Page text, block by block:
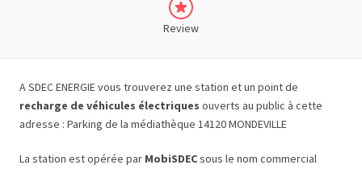
Review
A SDEC ENERGIE vous trouverez une station et un point de
recharge de véhicules électriques ouverts au public à cette
adresse : Parking de la médiathèque 14120 MONDEVILLE
La station est opérée par MobiSDECsous le nom commercial